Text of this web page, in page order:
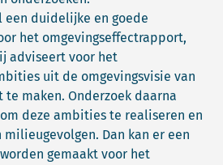
een duidelijke en goede
het omgevingseffectrapport,
adviseert voor het
uit de omgevingsvisie van
te maken. Onderzoek daarna
deze ambities te realiseren en
Dan kan er een
gemaakt voor het